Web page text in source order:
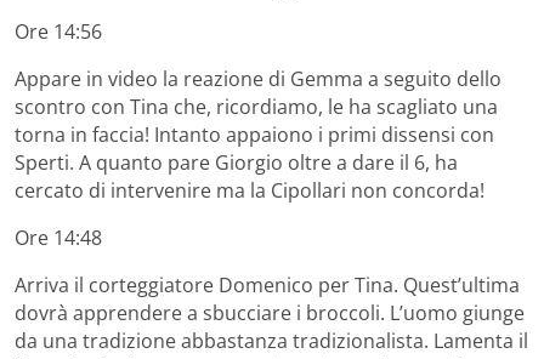
Ore 14:56
Appare in video la reazione di Gemma a seguito dello
scontro con Tina che, ricordiamo, le ha scagliato una
torna in faccia! Intanto appaiono i primi dissensi con
Sperti. A quanto pare Giorgio oltre a dare il 6, ha
cercato di intervenire ma la Cipollari non concorda!
Ore 14:48
Arriva il corteggiatore Domenico per Tina. Quest’ultima
dovrà apprendere a sbucciare i broccoli. L’uomo giunge
da una tradizione abbastanza tradizionalista. Lamenta il